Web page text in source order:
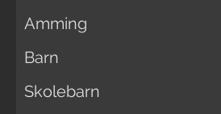
Amming
Barn
Skolebarn